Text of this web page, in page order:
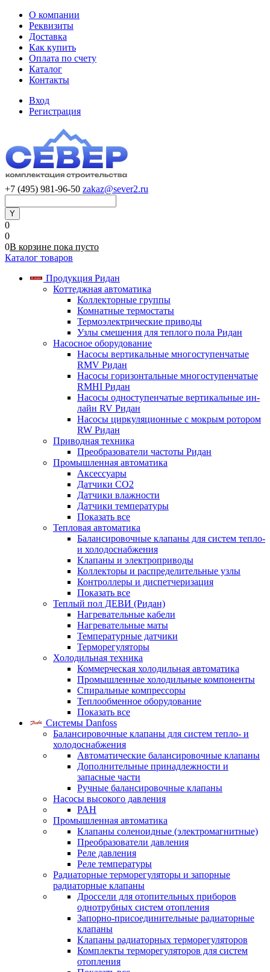
О компании
Реквизиты
Доставка
Как купить
Оплата по счету
Каталог
Контакты
Вход
Регистрация
+7 (495) 981-96-50 zakaz@sever2.ru
0
0
0В корзине пока пусто
Каталог товаров
Продукция Ридан
Коттеджная автоматика
Коллекторные группы
Комнатные термостаты
Термоэлектрические приводы
Узлы смешения для теплого пола Ридан
Насосное оборудование
Насосы вертикальные многоступенчатые
RMV Ридан
Насосы горизонтальные многоступенчатые
RMHI Ридан
Насосы одноступенчатые вертикальные ин-
лайн RV Ридан
Насосы циркуляционные с мокрым ротором
RW Ридан
Приводная техника
Преобразователи частоты Ридан
Промышленная автоматика
Аксессуары
Датчики CO2
Датчики влажности
Датчики температуры
Показать все
Тепловая автоматика
Балансировочные клапаны для систем тепло-
и холодоснабжения
Клапаны и электроприводы
Коллекторы и распределительные узлы
Контроллеры и диспетчеризация
Показать все
Теплый пол ДЕВИ (Ридан)
Нагревательные кабели
Нагревательные маты
Температурные датчики
Терморегуляторы
Холодильная техника
Коммерческая холодильная автоматика
Промышленные холодильные компоненты
Спиральные компрессоры
Теплообменное оборудование
Показать все
Системы Danfoss
Балансировочные клапаны для систем тепло- и
холодоснабжения
Автоматические балансировочные клапаны
Дополнительные принадлежности и
запасные части
Ручные балансировочные клапаны
Насосы высокого давления
PAH
Промышленная автоматика
Клапаны соленоидные (электромагнитные)
Преобразователи давления
Реле давления
Реле температуры
Радиаторные терморегуляторы и запорные
радиаторные клапаны
Дроссели для отопительных приборов
однотрубных систем отопления
Запорно-присоединительные радиаторные
клапаны
Клапаны радиаторных терморегуляторов
Комплекты терморегуляторов для систем
отопления